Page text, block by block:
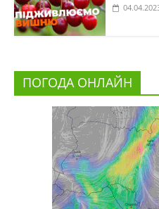
ПОГОДА ОНЛАЙН